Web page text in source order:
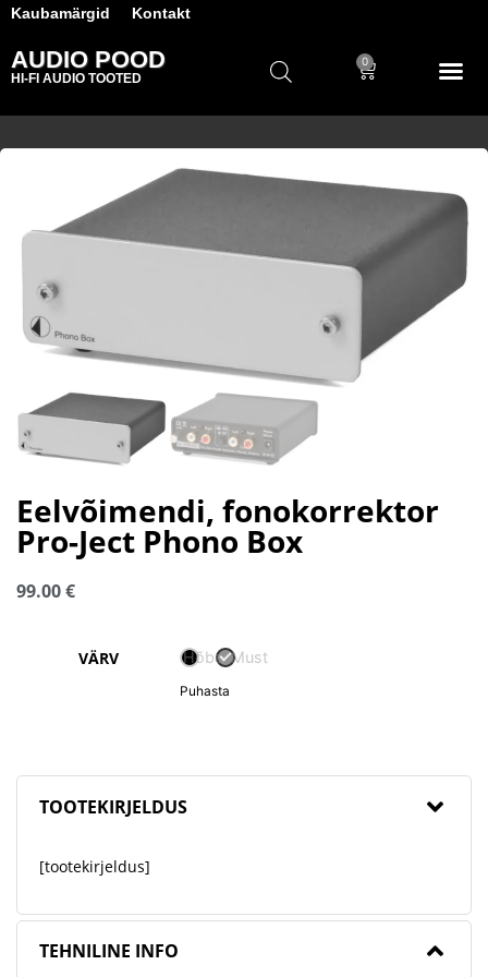
Kaubamärgid Kontakt
AUDIO POOD
HI-FI AUDIO TOOTED
0
Eelvõimendi, fonokorrektor
Pro-Ject Phono Box
99.00€
VÄRV Hõbe-Must
Puhasta
TOOTEKIRJELDUS
[tootekirjeldus]
TEHNILINE INFO